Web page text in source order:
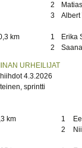
2
3
Albert
km 1 Erika
2
URHEILIJAT
4.3.2026
sprintti
km 1
2